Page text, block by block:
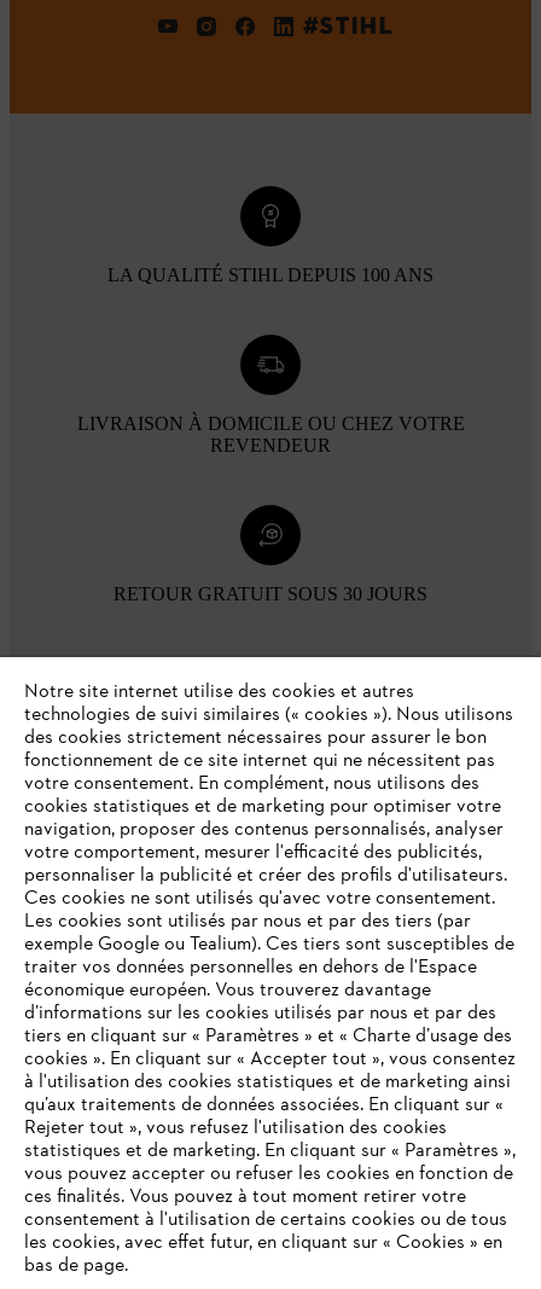
#STIHL
LA QUALITÉ STIHL DEPUIS 100 ANS
LIVRAISON À DOMICILE OU CHEZ VOTRE
REVENDEUR
RETOUR GRATUIT SOUS 30 JOURS
L'Entreprise
Questions / Réponses
Service
Conditions Générales de Vente
VOTRE NAVIGATEUR INTERNET
N'EST PLUS PRIS EN CHARGE
Vous utilisez un navigateur Internet que nous ne prenons plus
en charge, et certaines fonctionnalités de notre site ne
peuvent fonctionner correctement. Pour une utilisation
Notre site internet utilise des cookies et autres
technologies de suivi similaires (« cookies »). Nous utilisons
des cookies strictement nécessaires pour assurer le bon
fonctionnement de ce site internet qui ne nécessitent pas
votre consentement. En complément, nous utilisons des
cookies statistiques et de marketing pour optimiser votre
navigation, proposer des contenus personnalisés, analyser
votre comportement, mesurer l'efficacité des publicités,
personnaliser la publicité et créer des profils d'utilisateurs.
Ces cookies ne sont utilisés qu'avec votre consentement.
Les cookies sont utilisés par nous et par des tiers (par
exemple Google ou Tealium). Ces tiers sont susceptibles de
traiter vos données personnelles en dehors de l'Espace
économique européen. Vous trouverez davantage
d’informations sur les cookies utilisés par nous et par des
tiers en cliquant sur « Paramètres » et « Charte d’usage des
cookies ». En cliquant sur « Accepter tout », vous consentez
à l'utilisation des cookies statistiques et de marketing ainsi
qu’aux traitements de données associées. En cliquant sur «
Rejeter tout », vous refusez l'utilisation des cookies
statistiques et de marketing. En cliquant sur « Paramètres »,
vous pouvez accepter ou refuser les cookies en fonction de
ces finalités. Vous pouvez à tout moment retirer votre
consentement à l'utilisation de certains cookies ou de tous
les cookies, avec effet futur, en cliquant sur « Cookies » en
bas de page.